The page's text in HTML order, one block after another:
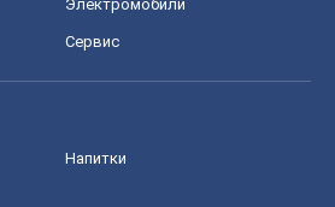
Электромобили
Сервис
Напитки